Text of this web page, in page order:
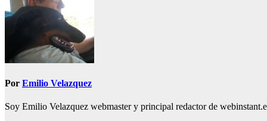
Por Emilio Velazquez
Soy Emilio Velazquez webmaster y principal redactor de